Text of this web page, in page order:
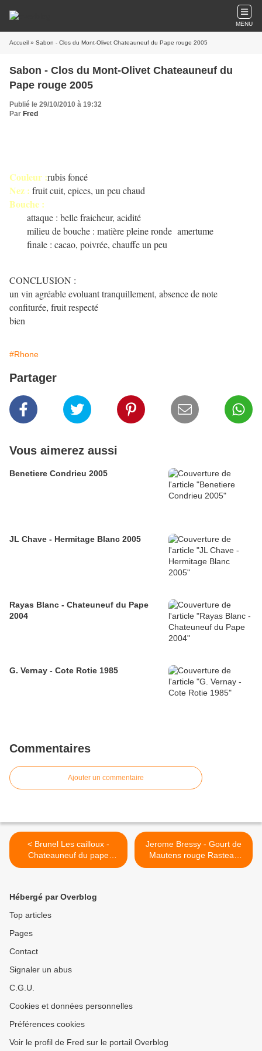
MENU
Accueil » Sabon - Clos du Mont-Olivet Chateauneuf du Pape rouge 2005
Sabon - Clos du Mont-Olivet Chateauneuf du
Pape rouge 2005
Publié le 29/10/2010 à 19:32
Par Fred
Couleur :rubis foncé
Nez : fruit cuit, epices, un peu chaud
Bouche :
attaque : belle fraicheur, acidité
milieu de bouche : matière pleine ronde amertume
finale : cacao, poivrée, chauffe un peu
CONCLUSION :
un vin agréable evoluant tranquillement, absence de note
confiturée, fruit respecté
bien
#Rhone
Partager
Vous aimerez aussi
Benetiere Condrieu 2005
JL Chave - Hermitage Blanc 2005
Rayas Blanc - Chateuneuf du Pape
2004
G. Vernay - Cote Rotie 1985
Commentaires
Ajouter un commentaire
< Brunel Les cailloux -
Chateauneuf du pape
cuvée centenaire 2000
Jerome Bressy - Gourt de
Mautens rouge Rasteau
2000 >
Hébergé par Overblog
Top articles
Pages
Contact
Signaler un abus
C.G.U.
Cookies et données personnelles
Préférences cookies
Voir le profil de Fred sur le portail Overblog